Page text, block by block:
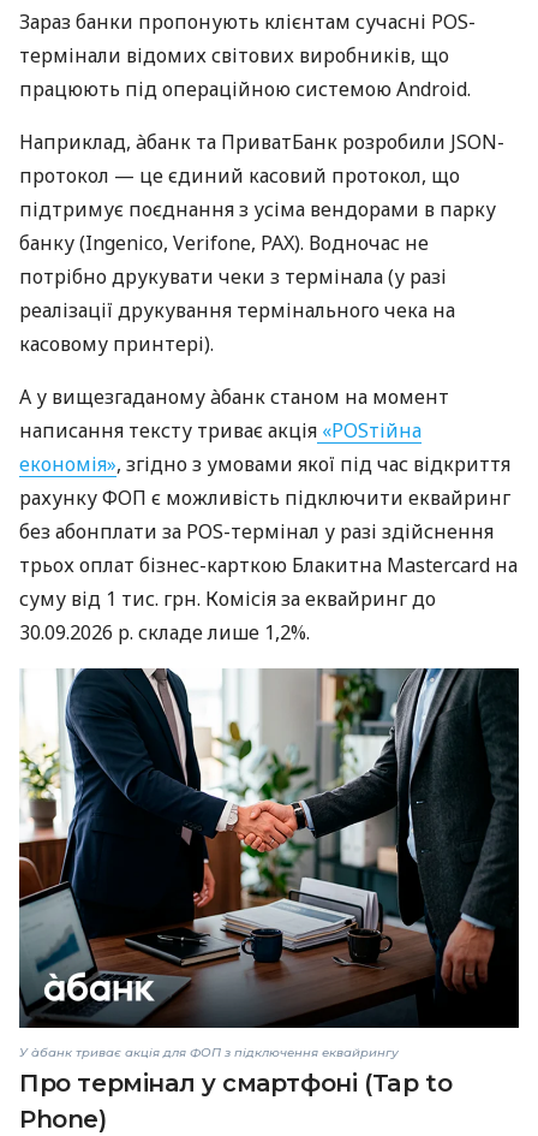
Зараз банки пропонують клієнтам сучасні POS-
термінали відомих світових виробників, що
працюють під операційною системою Android.
Наприклад, àбанк та ПриватБанк розробили JSON-
протокол — це єдиний касовий протокол, що
підтримує поєднання з усіма вендорами в парку
банку (Ingenico, Verifone, PAX). Водночас не
потрібно друкувати чеки з термінала (у разі
реалізації друкування термінального чека на
касовому принтері).
А у вищезгаданому àбанк станом на момент
написання тексту триває акція «POSтійна
економія», згідно з умовами якої під час відкриття
рахунку ФОП є можливість підключити еквайринг
без абонплати за POS-термінал у разі здійснення
трьох оплат бізнес-карткою Блакитна Mastercard на
суму від 1 тис. грн. Комісія за еквайринг до
30.09.2026 р. складе лише 1,2%.
У àбанк триває акція для ФОП з підключення еквайрингу
Про термінал у смартфоні (Tap to
Phone)